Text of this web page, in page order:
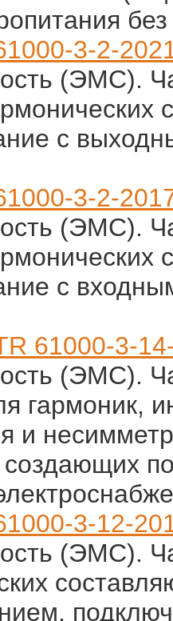
3-2-
(ЭМС).
с
3-2-
(ЭМС).
с
61000-3-
(ЭМС).
гармоник,
и
создающих
3-12-
(ЭМС).